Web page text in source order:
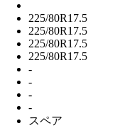
225/80R17.5
225/80R17.5
225/80R17.5
225/80R17.5
-
-
-
-
スペア